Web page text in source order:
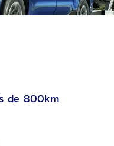
de 800km